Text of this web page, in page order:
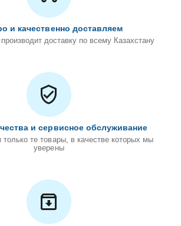
и качественно доставляем
доставку по всему Казахстану
и сервисное обслуживание
те товары, в качестве которых мы
уверены